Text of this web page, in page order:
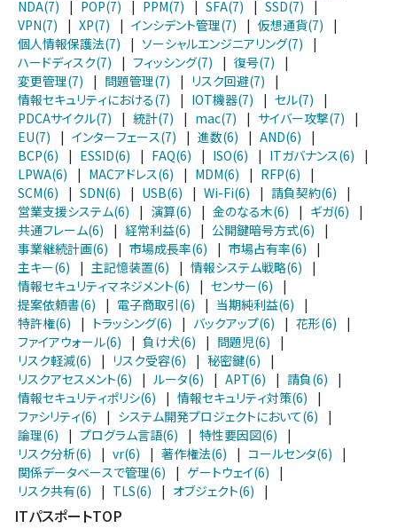
NDA(7)
| POP(7) | PPM(7) | SFA(7) | SSD(7)
|
VPN(7)
| XP(7) | インシデント管理(7) | 仮想通貨(7)
|
個人情報保護法(7)
| ソーシャルエンジニアリング(7)
|
ハードディスク(7)
| フィッシング(7) | 復号(7)
|
変更管理(7)
| 問題管理(7) | リスク回避(7)
|
情報セキュリティにおける(7)
| IOT機器(7) | セル(7)
|
PDCAサイクル(7)
| 統計(7) | mac(7) | サイバー攻撃(7)
|
EU(7)
| インターフェース(7) | 進数(6) | AND(6)
|
BCP(6)
| ESSID(6) | FAQ(6) | ISO(6) | ITガバナンス(6)
|
LPWA(6)
| MACアドレス(6) | MDM(6) | RFP(6)
|
SCM(6)
| SDN(6) | USB(6) | Wi-Fi(6) | 請負契約(6)
|
営業支援システム(6)
| 演算(6) | 金のなる木(6) | ギガ(6)
|
共通フレーム(6)
| 経常利益(6) | 公開鍵暗号方式(6)
|
事業継続計画(6)
| 市場成長率(6) | 市場占有率(6)
|
主キー(6)
| 主記憶装置(6) | 情報システム戦略(6)
|
情報セキュリティマネジメント(6)
| センサー(6)
|
提案依頼書(6)
| 電子商取引(6) | 当期純利益(6)
|
特許権(6)
| トラッシング(6) | バックアップ(6) | 花形(6)
|
ファイアウォール(6)
| 負け犬(6) | 問題児(6)
|
リスク軽減(6)
| リスク受容(6) | 秘密鍵(6)
|
リスクアセスメント(6)
| ルータ(6) | APT(6) | 請負(6)
|
情報セキュリティポリシ(6)
| 情報セキュリティ対策(6)
|
ファシリティ(6)
| システム開発プロジェクトにおいて(6)
|
論理(6)
| プログラム言語(6) | 特性要因図(6)
|
リスク分析(6)
| vr(6) | 著作権法(6) | コールセンタ(6)
|
関係データベースで管理(6)
| ゲートウェイ(6)
|
リスク共有(6)
| TLS(6) | オブジェクト(6) |
ITパスポートTOP